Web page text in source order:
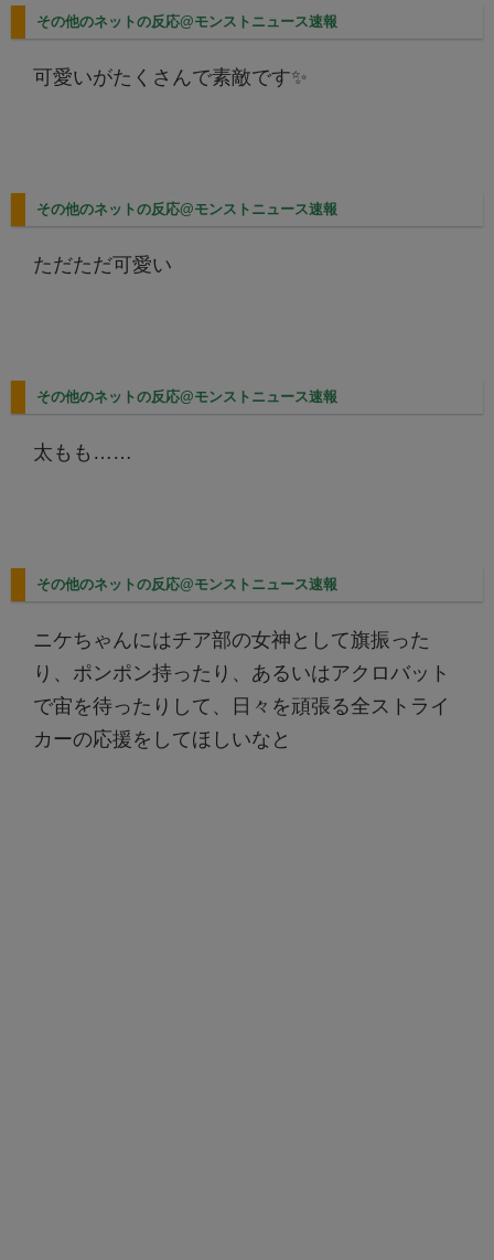
その他のネットの反応@モンストニュース速報
可愛いがたくさんで素敵です✨
その他のネットの反応@モンストニュース速報
ただただ可愛い
その他のネットの反応@モンストニュース速報
太もも……
その他のネットの反応@モンストニュース速報
ニケちゃんにはチア部の女神として旗振った
り、ポンポン持ったり、あるいはアクロバット
で宙を待ったりして、日々を頑張る全ストライ
カーの応援をしてほしいなと